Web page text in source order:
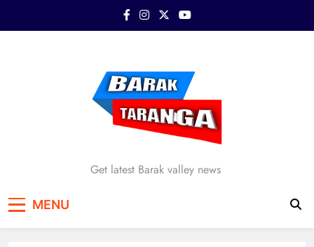
Barak Taranga
Get latest Barak valley news
MENU